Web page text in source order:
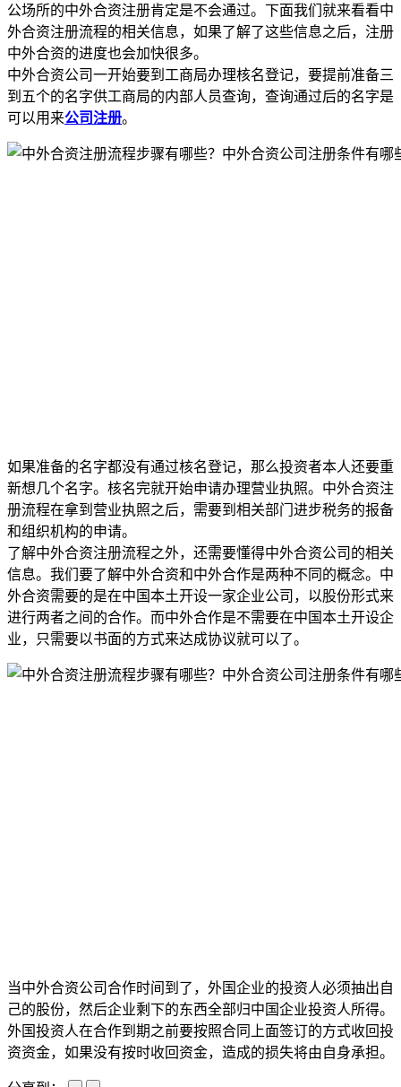
公场所的中外合资注册肯定是不会通过。下面我们就来看看中
外合资注册流程的相关信息，如果了解了这些信息之后，注册
中外合资的进度也会加快很多。
中外合资公司一开始要到工商局办理核名登记，要提前准备三
到五个的名字供工商局的内部人员查询，查询通过后的名字是
可以用来公司注册。
如果准备的名字都没有通过核名登记，那么投资者本人还要重
新想几个名字。核名完就开始申请办理营业执照。中外合资注
册流程在拿到营业执照之后，需要到相关部门进步税务的报备
和组织机构的申请。
了解中外合资注册流程之外，还需要懂得中外合资公司的相关
信息。我们要了解中外合资和中外合作是两种不同的概念。中
外合资需要的是在中国本土开设一家企业公司，以股份形式来
进行两者之间的合作。而中外合作是不需要在中国本土开设企
业，只需要以书面的方式来达成协议就可以了。
当中外合资公司合作时间到了，外国企业的投资人必须抽出自
己的股份，然后企业剩下的东西全部归中国企业投资人所得。
外国投资人在合作到期之前要按照合同上面签订的方式收回投
资资金，如果没有按时收回资金，造成的损失将由自身承担。